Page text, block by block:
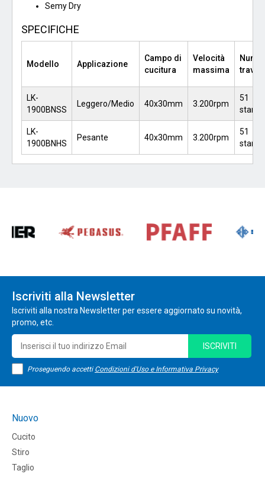
Semy Dry
SPECIFICHE
Modello Applicazione
Campo di
cucitura
Velocità
massima
LK-
1900BNSS
Leggero/Medio 40x30mm 3.200rpm
51
LK-
1900BNHS
Pesante 40x30mm 3.200rpm
51
Iscriviti alla Newsletter
Iscriviti alla nostra Newsletter per essere aggiornato su novità,
promo, etc.
Proseguendo accetti Condizioni d'Uso e Informativa Privacy
ISCRIVITI
Nuovo
Cucito
Stiro
Taglio